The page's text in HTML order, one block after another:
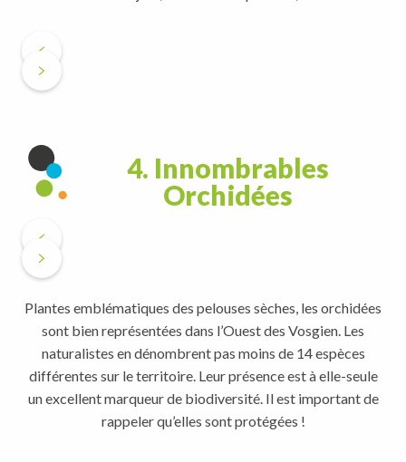
4. Innombrables
Orchidées
Plantes emblématiques des pelouses sèches, les orchidées
sont bien représentées dans l’Ouest des Vosgien. Les
naturalistes en dénombrent pas moins de 14 espèces
différentes sur le territoire. Leur présence est à elle-seule
un excellent marqueur de biodiversité. Il est important de
rappeler qu’elles sont protégées !